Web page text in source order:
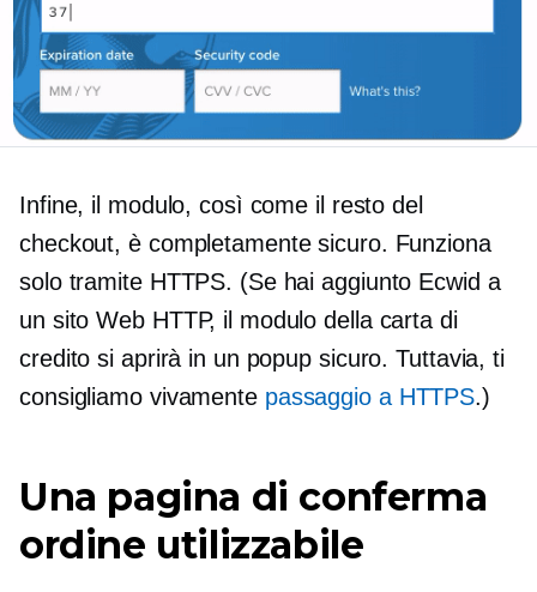
Infine, il modulo, così come il resto del
checkout, è completamente sicuro. Funziona
solo tramite HTTPS. (Se hai aggiunto Ecwid a
un sito Web HTTP, il modulo della carta di
credito si aprirà in un popup sicuro. Tuttavia, ti
consigliamo vivamente passaggio a HTTPS.)
Una pagina di conferma
ordine utilizzabile